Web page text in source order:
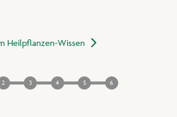
Heilpflanzen-Wissen
2 3 4 5 6